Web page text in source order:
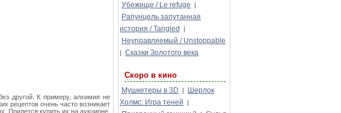
другой. К примеру, алхимия не
рецептов очень часто возникает
Придется купить их на аукционе,
Убежище / Le refuge |
Рапунцель запутанная
история / Tangled
|
Неуправляемый / Unstoppable
| Сказки Золотого века
Скоро в кино
Мушкетеры в 3D |
Шерлок
Холмс: Игра теней
|